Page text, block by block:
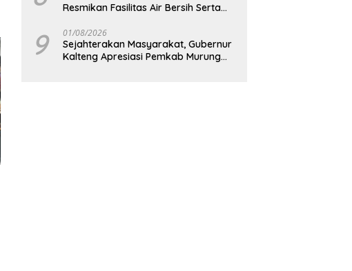
Resmikan Fasilitas Air Bersih Serta
Masyarakat
9 01/08/2026
Sejahterakan Masyarakat, Gubernur
Kalteng Apresiasi Pemkab Murung